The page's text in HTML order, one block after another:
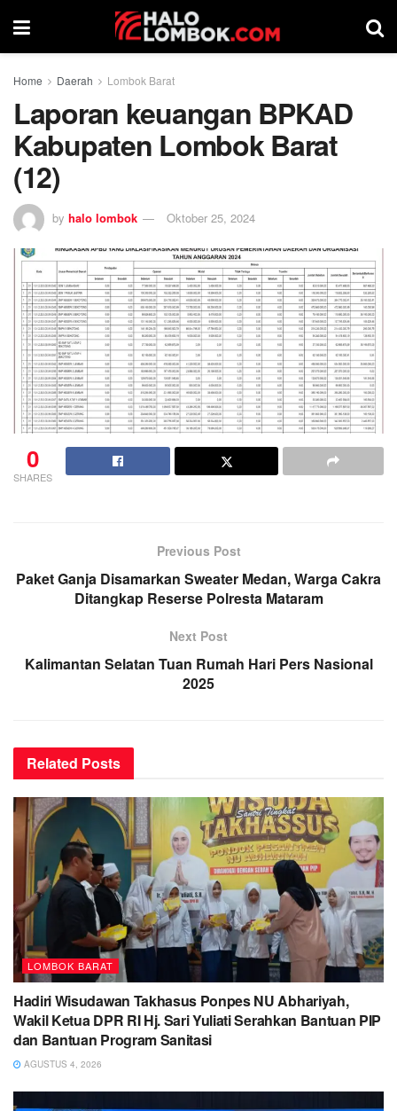
Home Daerah Lombok Barat
Laporan keuangan BPKAD
Kabupaten Lombok Barat
(12)
by halo lombok Oktober 25, 2024
0
SHARES
Previous Post
Paket Ganja Disamarkan Sweater Medan, Warga Cakra
Ditangkap Reserse Polresta Mataram
Next Post
Kalimantan Selatan Tuan Rumah Hari Pers Nasional
2025
Related Posts
LOMBOK BARAT
Hadiri Wisudawan Takhasus Ponpes NU Abhariyah,
Wakil Ketua DPR RI Hj. Sari Yuliati Serahkan Bantuan PIP
dan Bantuan Program Sanitasi
AGUSTUS 4, 2026